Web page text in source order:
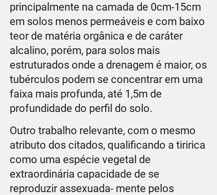
principalmente na camada de 0cm-15cm
em solos menos permeáveis e com baixo
teor de matéria orgânica e de caráter
alcalino, porém, para solos mais
estruturados onde a drenagem é maior, os
tubérculos podem se concentrar em uma
faixa mais profunda, até 1,5m de
profundidade do perfil do solo.
Outro trabalho relevante, com o mesmo
atributo dos citados, qualificando a tiririca
como uma espécie vegetal de
extraordinária capacidade de se
reproduzir assexuada- mente pelos